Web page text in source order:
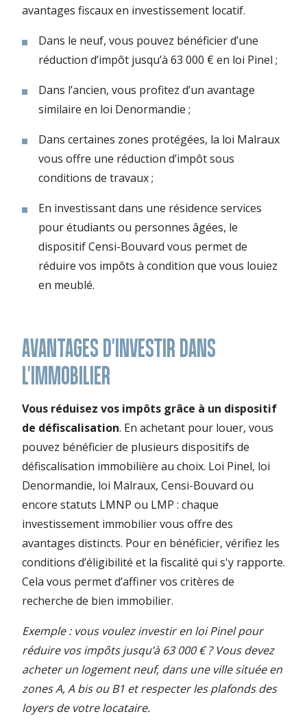
avantages fiscaux en investissement locatif.
Dans le neuf, vous pouvez bénéficier d’une
réduction d’impôt jusqu’à 63 000 € en loi Pinel ;
Dans l’ancien, vous profitez d’un avantage
similaire en loi Denormandie ;
Dans certaines zones protégées, la loi Malraux
vous offre une réduction d’impôt sous
conditions de travaux ;
En investissant dans une résidence services
pour étudiants ou personnes âgées, le
dispositif Censi-Bouvard vous permet de
réduire vos impôts à condition que vous louiez
en meublé.
AVANTAGES D'INVESTIR DANS
L'IMMOBILIER
Vous réduisez vos impôts grâce à un dispositif
de défiscalisation. En achetant pour louer, vous
pouvez bénéficier de plusieurs dispositifs de
défiscalisation immobilière au choix. Loi Pinel, loi
Denormandie, loi Malraux, Censi-Bouvard ou
encore statuts LMNP ou LMP : chaque
investissement immobilier vous offre des
avantages distincts. Pour en bénéficier, vérifiez les
conditions d’éligibilité et la fiscalité qui s'y rapporte.
Cela vous permet d’affiner vos critères de
recherche de bien immobilier.
Exemple : vous voulez investir en loi Pinel pour
réduire vos impôts jusqu’à 63 000 € ? Vous devez
acheter un logement neuf, dans une ville située en
zones A, A bis ou B1 et respecter les plafonds des
loyers de votre locataire.